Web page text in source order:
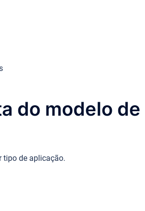
do modelo de
tipo de aplicação.